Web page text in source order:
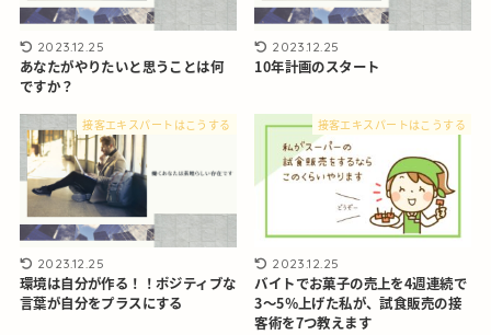
2023.12.25
あなたがやりたいと思うことは何
ですか？
2023.12.25
10年計画のスタート
接客エキスパートはこうする
2023.12.25
環境は自分が作る！！ポジティブな
言葉が自分をプラスにする
接客エキスパートはこうする
2023.12.25
バイトでお菓子の売上を4週連続で
3～5％上げた私が、試食販売の接
客術を7つ教えます